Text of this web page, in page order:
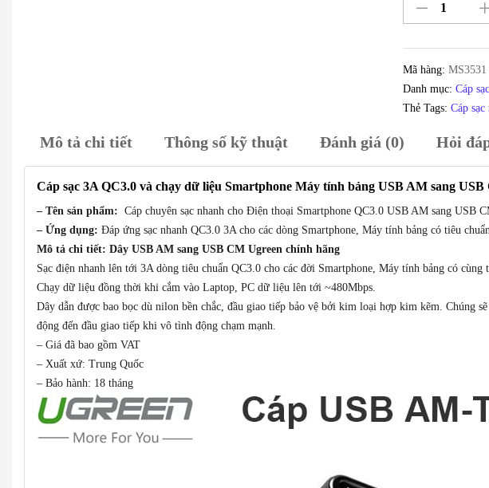
USB-
C
2.0
sạc
nhanh
3A
chạy
liệu
Máy
tính
USB
sang
0.5M-
Mã hàng: MS3531
Danh mục: Cáp
Thẻ Tags: Cáp
Mô tả chi tiết Thông số kỹ thuật Đánh giá (0) Hỏi
Cáp sạc 3A QC3.0 và chạy dữ liệu Smartphone Máy tính bảng USB AM sang
– Tên sản phẩm: Cáp chuyên sạc nhanh cho Điện thoại Smartphone QC3.0 USB AM sang USB
– Ứng dụng: Đáp ứng sạc nhanh QC3.0 3A cho các dòng Smartphone, Máy tính bảng có tiêu
Mô tả chi tiết: Dây USB AM sang USB CM Ugreen chính hãng
Sạc điện nhanh lên tới 3A dòng tiêu chuẩn QC3.0 cho các đời Smartphone, Máy tính bảng có cùng
Chạy dữ liệu đồng thời khi cắm vào Laptop, PC dữ liệu lên tới ~480Mbps.
Dây dẫn được bao bọc dù nilon bền chắc, đầu giao tiếp bảo vệ bởi kim loại hợp kim kẽm. Chúng
động đến đầu giao tiếp khi vô tình động chạm mạnh.
– Giá đã bao gồm VAT
– Xuất xứ: Trung Quốc
– Bảo hành: 18 tháng